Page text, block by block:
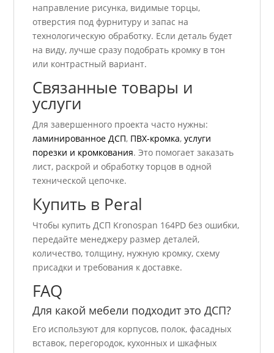
направление рисунка, видимые торцы,
отверстия под фурнитуру и запас на
технологическую обработку. Если деталь будет
на виду, лучше сразу подобрать кромку в тон
или контрастный вариант.
Связанные товары и
услуги
Для завершенного проекта часто нужны:
ламинированное ДСП, ПВХ-кромка,услуги
порезки и кромкования. Это помогает заказать
лист, раскрой и обработку торцов в одной
технической цепочке.
Купить в Peral
Чтобы купить ДСП Kronospan 164PD без ошибки,
передайте менеджеру размер деталей,
количество, толщину, нужную кромку, схему
присадки и требования к доставке.
FAQ
Для какой мебели подходит это ДСП?
Его используют для корпусов, полок, фасадных
вставок, перегородок, кухонных и шкафных